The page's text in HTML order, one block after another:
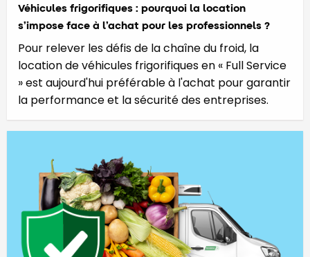
​​​​​Véhicules frigorifiques : pourquoi la location
s’impose face à l’achat pour les professionnels ?
Pour relever les défis de la chaîne du froid, la
location de véhicules frigorifiques en « Full Service
» est aujourd'hui préférable à l'achat pour garantir
la performance et la sécurité des entreprises.